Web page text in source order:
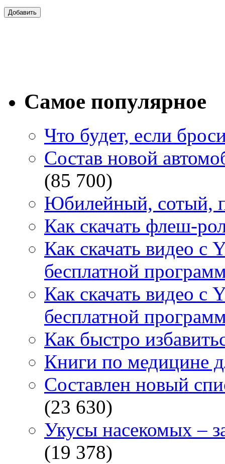
Самое популярное
Что будет, если
Состав новой
(85 700)
Юбилейный, сотый,
Как скачать флеш-
Как скачать видео с
бесплатной
Как скачать видео с
бесплатной
Как быстро
Книги по медицине
Составлен новый
(23 630)
Укусы насекомых –
(19 378)